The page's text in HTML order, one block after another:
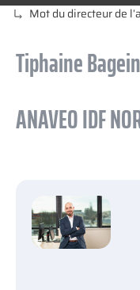
Mot du directeur de
Tiphaine
ANAVEO IDF